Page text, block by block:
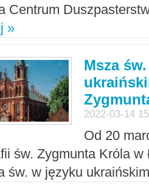
Centrum
»
Msza
2022-03-14
Od 20
św. Zygmunta Króla w
św. w języku